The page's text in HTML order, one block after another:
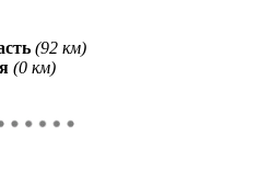
(92 км)
(0 км)